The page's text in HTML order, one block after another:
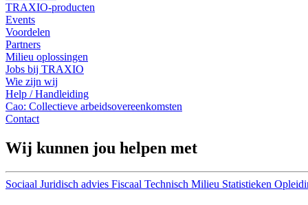
TRAXIO-producten
Events
Voordelen
Partners
Milieu oplossingen
Jobs bij TRAXIO
Wie zijn wij
Help / Handleiding
Cao: Collectieve arbeidsovereenkomsten
Contact
Wij kunnen jou helpen met
Sociaal Juridisch advies Fiscaal Technisch Milieu Statistieken